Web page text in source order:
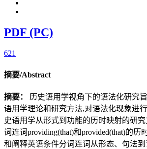
PDF (PC)
621
摘要/Abstract
摘要： 历史语用学视角下的语法化研究
语用学理论和研究方法,对语法化现象进
史语用学从形式到功能的历时映射的研
词连词providing(that)和provided(that)的历
和阐释英语条件分词连词从形态、句法